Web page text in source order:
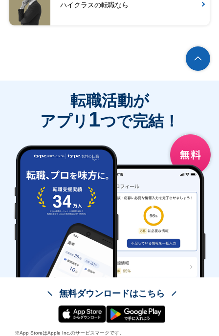
ハイクラスの転職なら
転職活動が
アプリ 1つで完結！
無料ダウンロードはこちら
※App StoreはApple Inc.のサービスマークです。